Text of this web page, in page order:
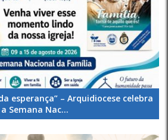
esperança” – Arquidiocese celebra
a Semana Nac...